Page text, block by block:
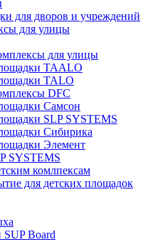
для дворов и учреждений
для улицы
для улицы
TAALO
TALO
DFC
Самсон
SLP SYSTEMS
Сибирика
Элемент
SYSTEMS
комлпексам
для детских площадок
Board